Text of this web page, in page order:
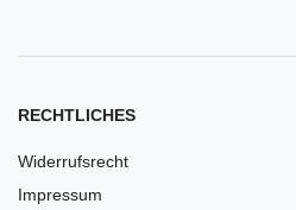
RECHTLICHES
Widerrufsrecht
Impressum